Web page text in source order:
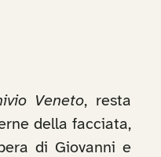
Veneto, resta
della facciata,
di Giovanni e